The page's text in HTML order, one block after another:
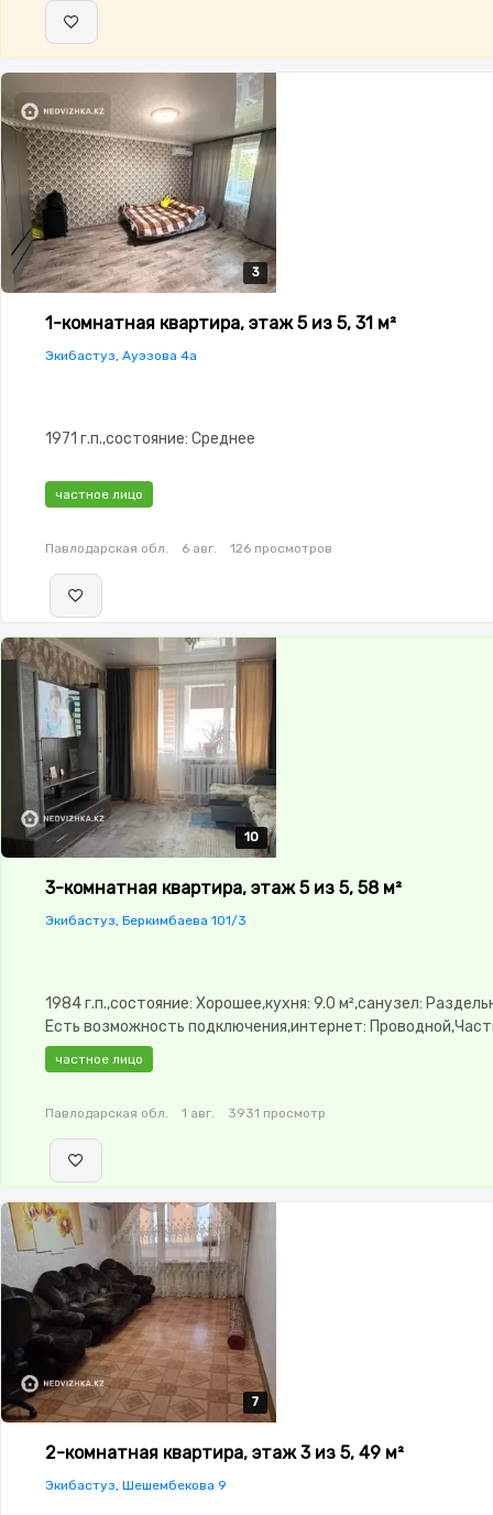
3
3
3
1-комнатная квартира, этаж 5 из 5, 31 м²
Экибастуз, Ауэзова 4а
1971 г.п.,состояние: Среднее
частное лицо
Павлодарская обл. 6 авг. 126 просмотров
10
10
10
10
10
3-комнатная квартира, этаж 5 из 5, 58 м²
Экибастуз, Беркимбаева 101/3
1984 г.п.,состояние: Хорошее,кухня: 9.0 м²,санузел:
Есть возможность подключения,интернет:
меблирована,Частично меблирована,паркинг:
Паркинг,Домофон,Пластиковые окна,Неугловая,Комнаты
частное лицо
Павлодарская обл. 1 авг. 3931 просмотр
7
7
7
7
7
2-комнатная квартира, этаж 3 из 5, 49 м²
Экибастуз, Шешембекова 9